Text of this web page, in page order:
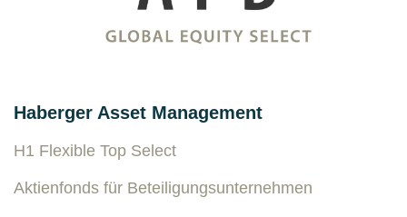
Haberger Asset Management
H1 Flexible Top Select
Aktienfonds für Beteiligungsunternehmen